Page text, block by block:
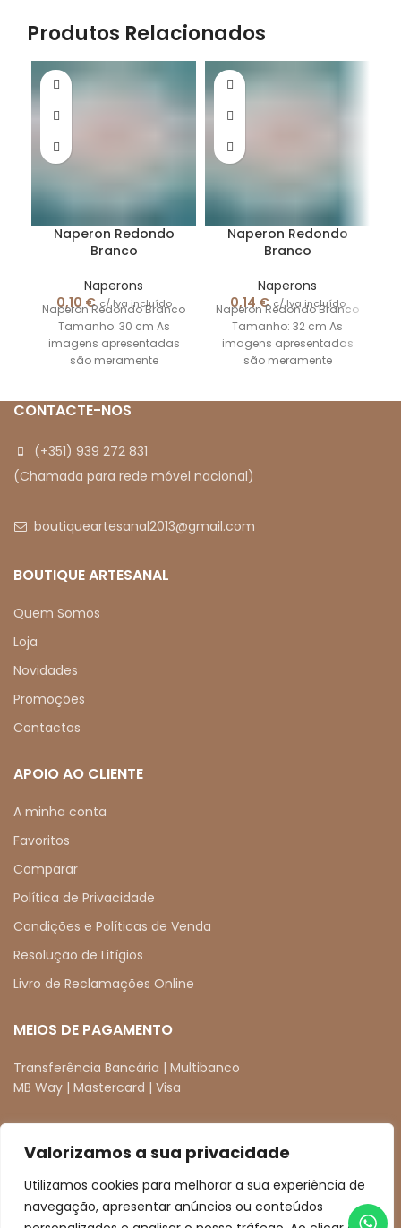
Valorizamos a sua privacidade
Utilizamos cookies para melhorar a sua experiência de
navegação, apresentar anúncios ou conteúdos
Produtos Relacionados
Naperon Redondo
Branco
Naperons
0,10 € c/ Iva incluído
Naperon Redondo Branco
Tamanho: 30 cm As
imagens apresentadas
são meramente
Naperon Redondo
Branco
Naperons
0,14 € c/ Iva incluído
Naperon Redondo Branco
Tamanho: 32 cm As
imagens apresentadas
são meramente
CONTACTE-NOS
(+351) 939 272 831
(Chamada para rede móvel nacional)
boutiqueartesanal2013@gmail.com
BOUTIQUE ARTESANAL
Quem Somos
Loja
Novidades
Promoções
Contactos
APOIO AO CLIENTE
A minha conta
Favoritos
Comparar
Política de Privacidade
Condições e Políticas de Venda
Resolução de Litígios
Livro de Reclamações Online
MEIOS DE PAGAMENTO
Transferência Bancária | Multibanco
MB Way | Mastercard | Visa
REDES SOCIAIS
facebookinstagram